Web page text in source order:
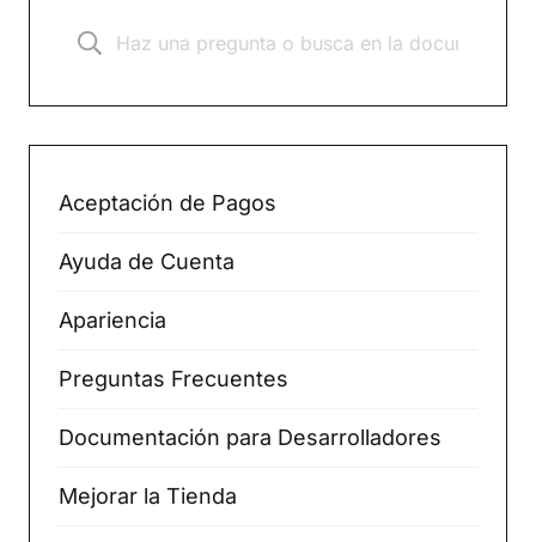
Aceptación de Pagos
Ayuda de Cuenta
Apariencia
Preguntas Frecuentes
Documentación para Desarrolladores
Mejorar la Tienda